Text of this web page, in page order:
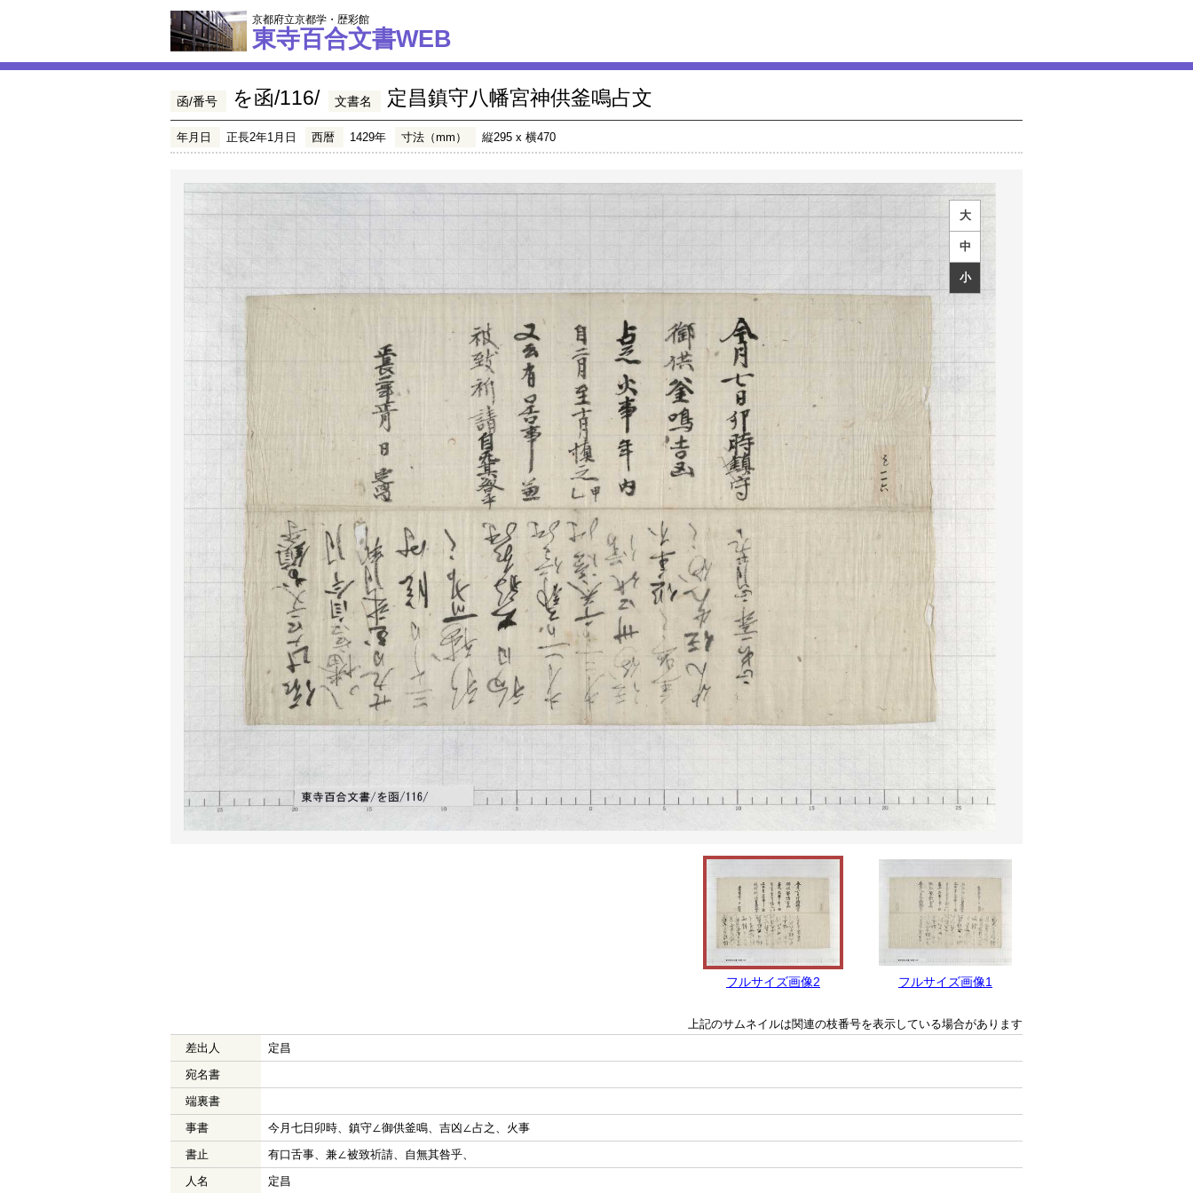
京都府立京都学・歴彩館
東寺百合文書WEB
函/番号 を函/116/ 文書名 定昌鎮守八幡宮神供釜鳴占文
年月日 正長2年1月日 西暦 1429年 寸法（mm） 縦295 x 横470
大
中
小
フルサイズ画像2 フルサイズ画像1
上記のサムネイルは関連の枝番号を表示している場合があります
差出人
定昌
宛名書
端裏書
事書
今月七日卯時、鎮守∠御供釜鳴、吉凶∠占之、火事
書止
有口舌事、兼∠被致祈請、自無其咎乎、
人名
定昌